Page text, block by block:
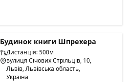
Будинок книги Шпрехера
Дистанція: 500м
вулиця Січових Стрільців, 10,
Львів, Львівська область,
Україна